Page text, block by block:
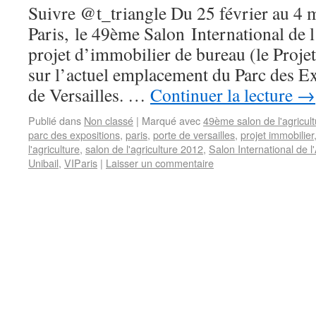
Suivre @t_triangle Du 25 février au 4
Paris, le 49ème Salon International
projet d’immobilier de bureau (le
sur l’actuel emplacement du Parc des
de Versailles. … Continuer la lecture →
Publié dans Non classé | Marqué avec49ème salon de
parc des expositions, paris, porte de versailles, projet immobilier
l'agriculture, salon de l'agriculture 2012, Salon International de
Unibail, VIParis | Laisser un commentaire